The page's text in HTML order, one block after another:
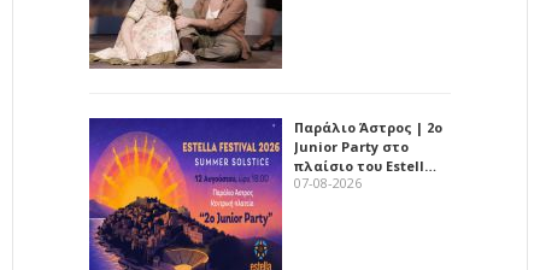
Παράλιο Άστρος | 2ο
Junior Party στο
πλαίσιο του Estell…
07-08-2026